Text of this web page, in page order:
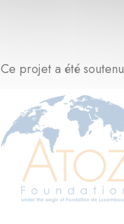
Ce projet a été